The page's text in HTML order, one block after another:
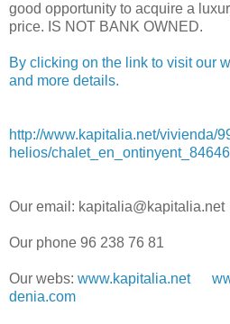
good opportunity to acquire a
price. IS NOT BANK OWNED.
By clicking on the link to visit our
and more details.
http://www.kapitalia.net/vivienda/
helios/
Our email: kapitalia@kapitalia.net
Our phone 96 238 76 81
Our webs: www.kapitalia.net
denia.com